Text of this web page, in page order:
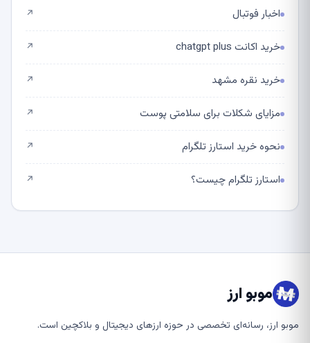
اخبار فوتبال ↗
خرید اکانت chatgpt plus ↗
خرید نقره مشهد ↗
مزایای شکلات برای سلامتی پوست ↗
نحوه خرید استارز تلگرام ↗
استارز تلگرام چیست؟ ↗
موبو ارز
موبو ارز، رسانه‌ای تخصصی در حوزه ارزهای دیجیتال و بلاکچین است.